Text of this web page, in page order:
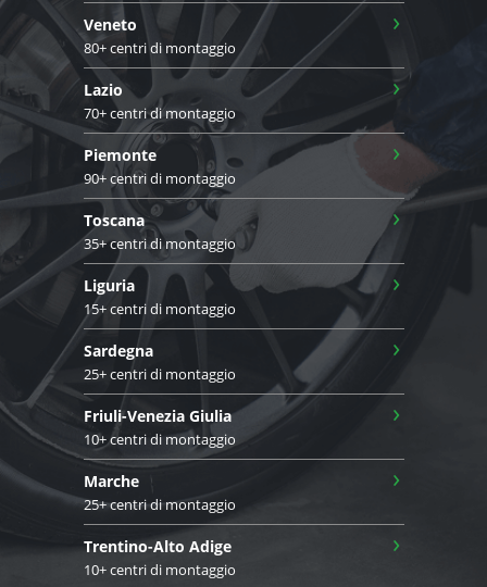
Veneto
80+ centri di montaggio
›
Lazio
70+ centri di montaggio
›
Piemonte
90+ centri di montaggio
›
Toscana
35+ centri di montaggio
›
Liguria
15+ centri di montaggio
›
Sardegna
25+ centri di montaggio
›
Friuli-Venezia Giulia
10+ centri di montaggio
›
Marche
25+ centri di montaggio
›
Trentino-Alto Adige
10+ centri di montaggio
›